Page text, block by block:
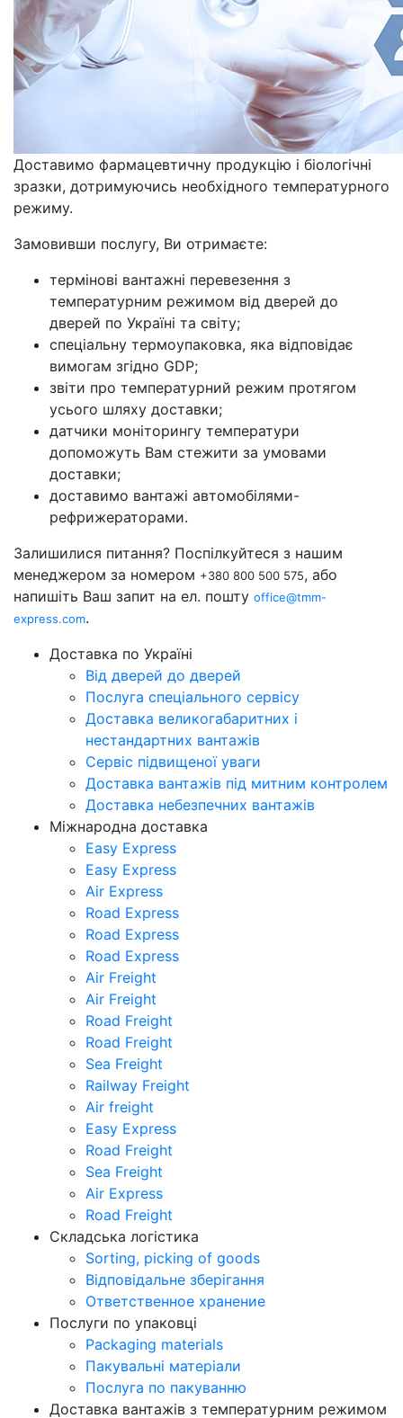
Доставимо фармацевтичну продукцію і біологічні
зразки, дотримуючись необхідного температурного
режиму.
Замовивши послугу, Ви отримаєте:
термінові вантажні перевезення з
температурним режимом від дверей до
дверей по Україні та світу;
спеціальну термоупаковка, яка відповідає
вимогам згідно GDP;
звіти про температурний режим протягом
усього шляху доставки;
датчики моніторингу температури
допоможуть Вам стежити за умовами
доставки;
доставимо вантажі автомобілями-
рефрижераторами.
Залишилися питання? Поспілкуйтеся з нашим
менеджером за номером +380 800 500 575, або
напишіть Ваш запит на ел. пошту office@tmm-
express.com.
Доставка по Україні
Від дверей до дверей
Послуга спеціального сервісу
Доставка великогабаритних і
нестандартних вантажів
Сервіс підвищеної уваги
Доставка вантажів під митним контролем
Доставка небезпечних вантажів
Міжнародна доставка
Easy Express
Easy Express
Air Express
Road Express
Road Express
Road Express
Air Freight
Air Freight
Road Freight
Road Freight
Sea Freight
Railway Freight
Air freight
Easy Express
Road Freight
Sea Freight
Air Express
Road Freight
Складська логістика
Sorting, picking of goods
Відповідальне зберігання
Ответственное хранение
Послуги по упаковці
Packaging materials
Пакувальнi матерiали
Послуга по пакуванню
Доставка вантажів з температурним режимом